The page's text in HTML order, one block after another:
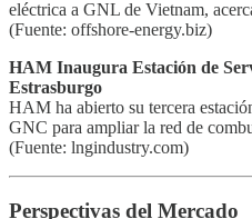
eléctrica a GNL de Vietnam,
(Fuente: offshore-energy.biz)
HAM Inaugura Estación de
Estrasburgo
HAM ha abierto su tercera
GNC para ampliar la red de
(Fuente: lngindustry.com)
Perspectivas del Mercado